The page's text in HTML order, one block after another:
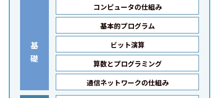
基
礎
コンピュータの仕組み
基本的プログラム
ビット演算
算数とプログラミング
通信ネットワークの仕組み